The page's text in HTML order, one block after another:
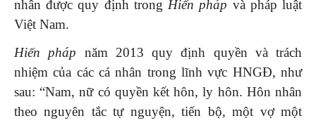
nhân được quy định trong Hiến pháp và pháp luật
Việt Nam.
Hiến pháp năm 2013 quy định quyền và trách
nhiệm của các cá nhân trong lĩnh vực HNGĐ, như
sau: “Nam, nữ có quyền kết hôn, ly hôn. Hôn nhân
theo nguyên tắc tự nguyện, tiến bộ, một vợ một